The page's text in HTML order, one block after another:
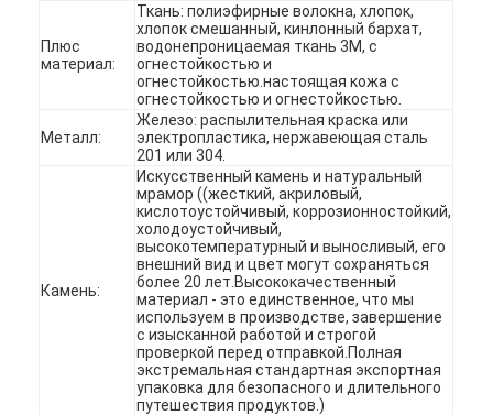
Экскурсия по заводу
Контроль качества
Свяжитесь с нами
Побеседуйте теперь
Плюс
материал:
Ткань: полиэфирные волокна, хлопок,
хлопок смешанный, кинлонный бархат,
водонепроницаемая ткань 3M, с
огнестойкостью и
огнестойкостью.настоящая кожа с
огнестойкостью и огнестойкостью.
Металл:
Железо: распылительная краска или
электропластика, нержавеющая сталь
201 или 304.
Камень:
Искусственный камень и натуральный
мрамор ((жесткий, акриловый,
кислотоустойчивый, коррозионностойкий,
холодоустойчивый,
высокотемпературный и выносливый, его
внешний вид и цвет могут сохраняться
более 20 лет.Высококачественный
материал - это единственное, что мы
используем в производстве, завершение
с изысканной работой и строгой
проверкой перед отправкой.Полная
экстремальная стандартная экспортная
упаковка для безопасного и длительного
путешествия продуктов.)